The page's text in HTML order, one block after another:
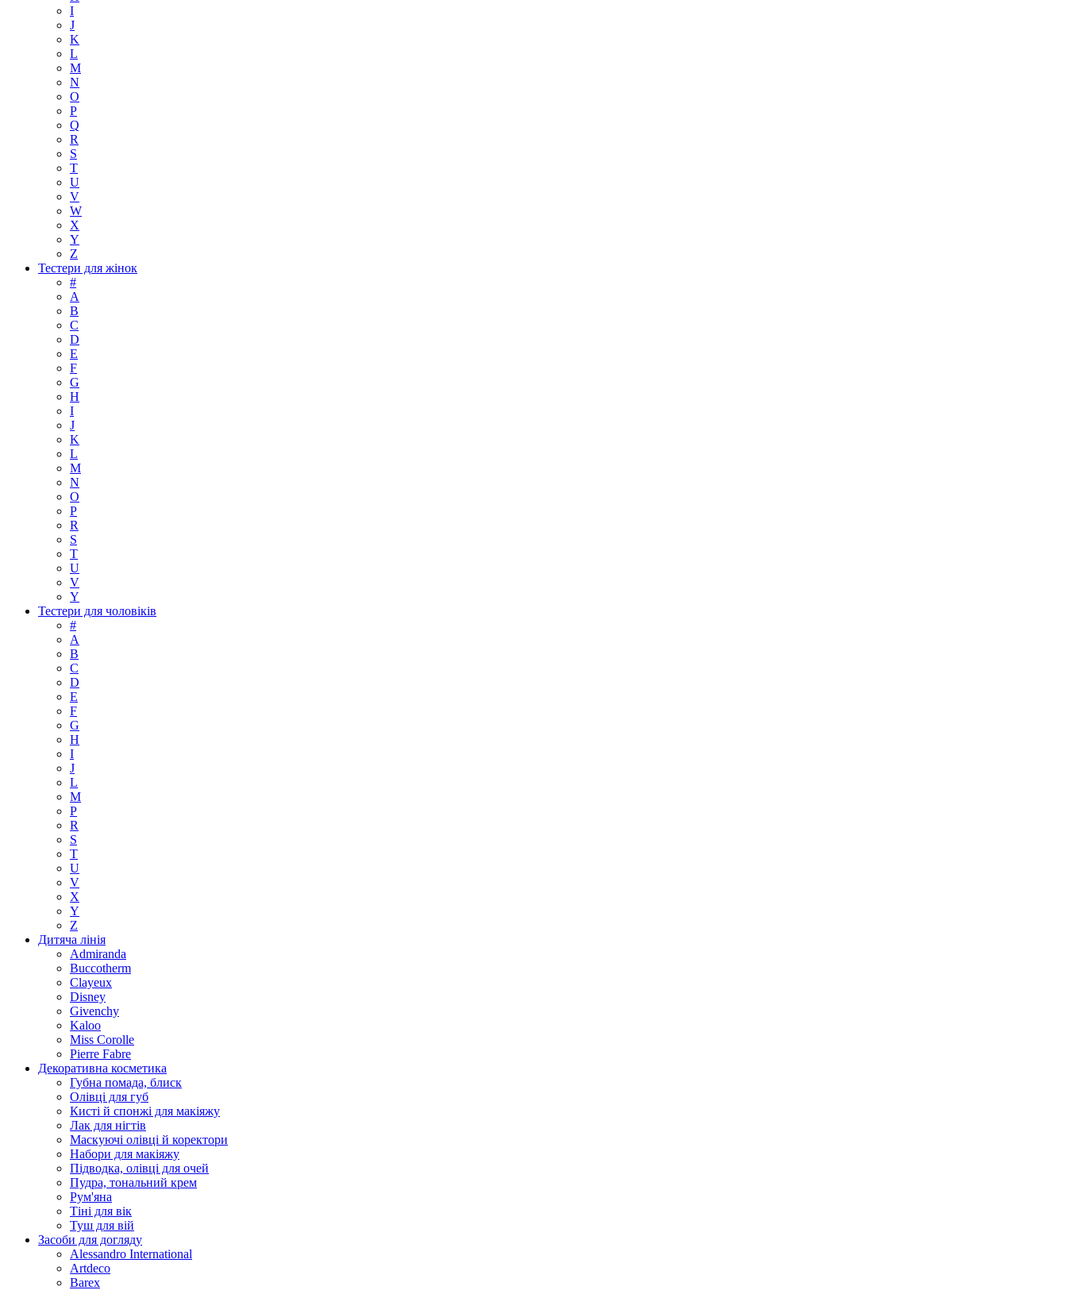
I
J
K
L
M
N
O
P
Q
R
S
T
U
V
W
X
Y
Z
Тестери для жінок
#
A
B
C
D
E
F
G
H
I
J
K
L
M
N
O
P
R
S
T
U
V
Y
Тестери для чоловіків
#
A
B
C
D
E
F
G
H
I
J
L
M
P
R
S
T
U
V
X
Y
Z
Дитяча лінія
Admiranda
Buccotherm
Clayeux
Disney
Givenchy
Kaloo
Miss Corolle
Pierre Fabre
Декоративна косметика
Губна помада, блиск
Олівці для губ
Кисті й спонжі для макіяжу
Лак для нігтів
Маскуючі олівці й коректори
Набори для макіяжу
Підводка, олівці для очей
Пудра, тональний крем
Рум'яна
Тіні для вік
Туш для вій
Засоби для догляду
Alessandro International
Artdeco
Barex